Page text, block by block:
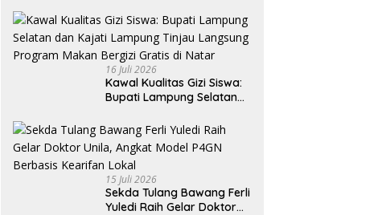
Terintegrasi Pertama di
Lampung
16 Juli 2026
Kawal Kualitas Gizi Siswa:
Bupati Lampung Selatan
Langsung Program Makan
Bergizi Gratis di Natar
15 Juli 2026
Sekda Tulang Bawang Ferli
Yuledi Raih Gelar Doktor